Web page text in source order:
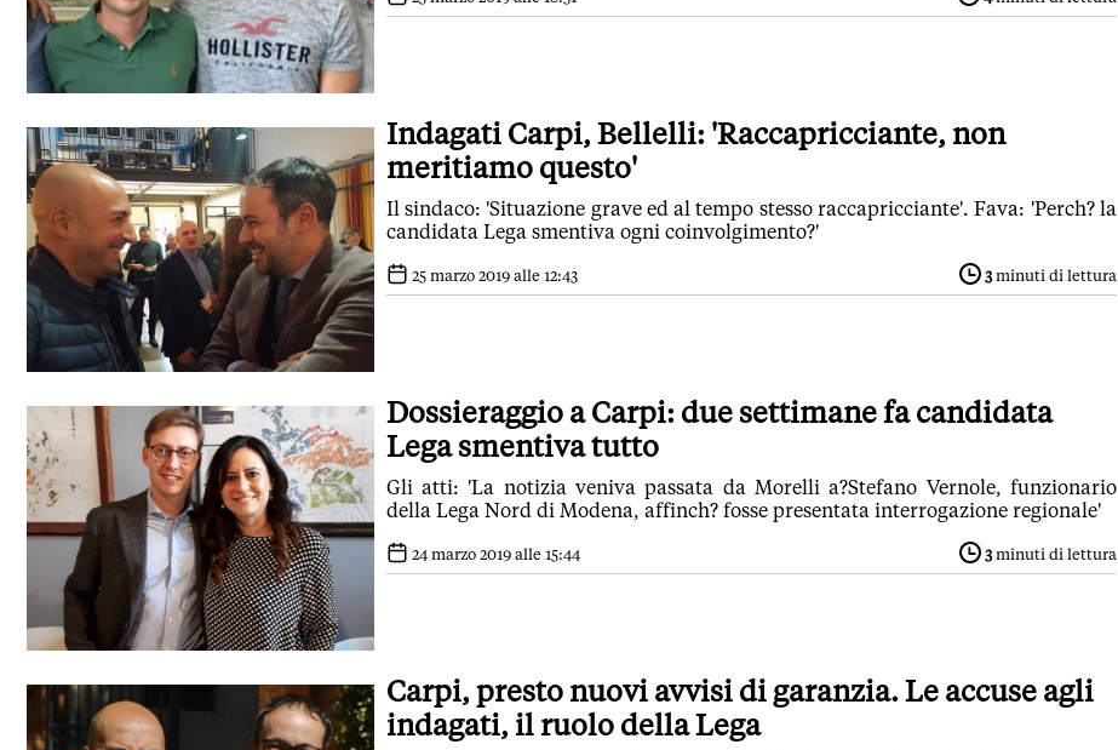
Indagati Carpi, Bellelli: 'Raccapricciante, non
meritiamo questo'
Il sindaco: 'Situazione grave ed al tempo stesso raccapricciante'. Fava: 'Perch? la
candidata Lega smentiva ogni coinvolgimento?'
25 marzo 2019 alle 12:43 3minuti di lettura
Dossieraggio a Carpi: due settimane fa candidata
Lega smentiva tutto
Gli atti: 'La notizia veniva passata da Morelli a?Stefano Vernole, funzionario
della Lega Nord di Modena, affinch? fosse presentata interrogazione regionale'
24 marzo 2019 alle 15:44 3minuti di lettura
Carpi, presto nuovi avvisi di garanzia. Le accuse agli
indagati, il ruolo della Lega